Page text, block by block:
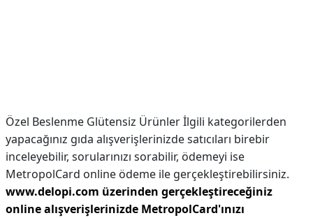
Özel Beslenme Glütensiz Ürünler İlgili kategorilerden
yapacağınız gıda alışverişlerinizde satıcıları birebir
inceleyebilir, sorularınızı sorabilir, ödemeyi ise
MetropolCard online ödeme ile gerçekleştirebilirsiniz.
www.delopi.com üzerinden gerçekleştireceğiniz
online alışverişlerinizde MetropolCard'ınızı